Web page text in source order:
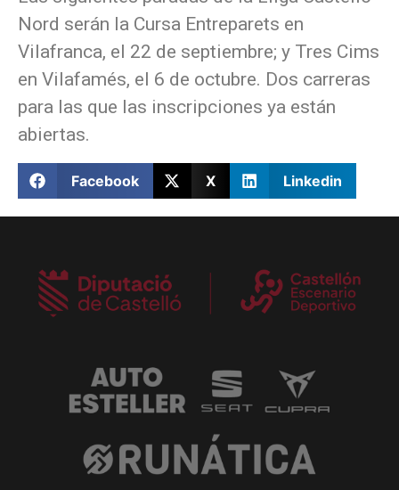
Nord serán la Cursa Entreparets en
Vilafranca, el 22 de septiembre; y Tres Cims
en Vilafamés, el 6 de octubre. Dos carreras
para las que las inscripciones ya están
abiertas.
Facebook X Linkedin